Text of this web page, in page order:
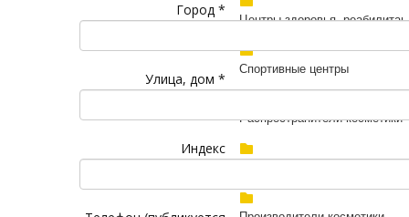
Центры здоровья,
Спортивные центры
Распространители косметики
Город *
Улица, дом *
Индекс